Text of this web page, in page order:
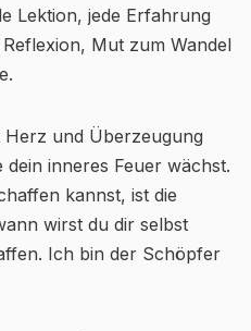
Lektion, jede Erfahrung
Mut zum Wandel
Herz und Überzeugung
inneres Feuer wächst.
kannst, ist die
wirst du dir selbst
Ich bin der Schöpfer